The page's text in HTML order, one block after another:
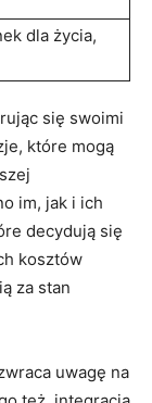
dla życia,
się swoimi
które mogą
im, jak i ich
decydują się
kosztów
za stan
uwagę na